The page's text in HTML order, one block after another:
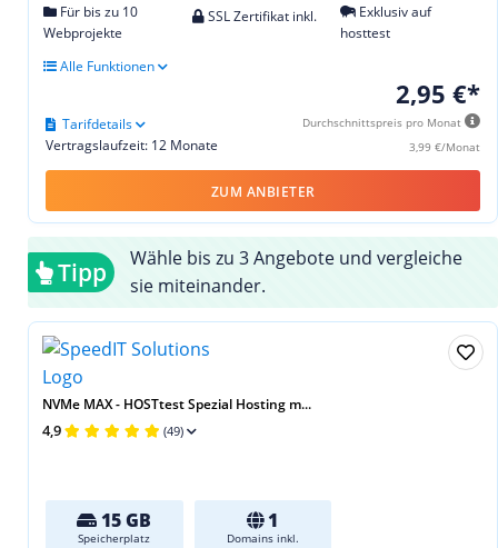
Für bis zu 10
Webprojekte
SSL Zertifikat inkl.
Exklusiv auf
hosttest
Alle Funktionen
2,95 €*
Durchschnittspreis pro Monat
3,99 €/Monat
Vertragslaufzeit: 12 Monate
Tarifdetails
ZUM ANBIETER
Tipp
Wähle bis zu 3 Angebote und vergleiche
sie miteinander.
NVMe MAX - HOSTtest Spezial Hosting m...
4,9 (49)
15 GB
Speicherplatz
1
Domains inkl.